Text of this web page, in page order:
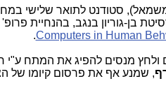
סטודנט לתואר שלישי
בן-גוריון בנגב, בהנחיית פרופ'
Computers in Human
.
ולחץ מנסים להפיג את המתח
, שמנע אף את פרסום קיומו של